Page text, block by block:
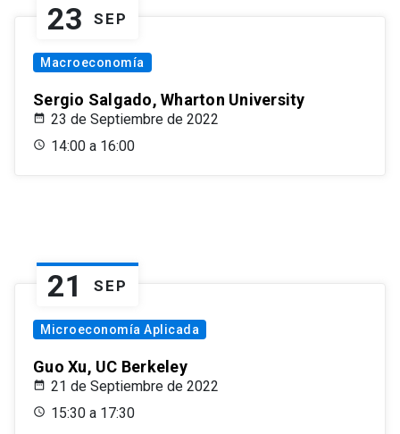
23 SEP
Macroeconomía
Sergio Salgado, Wharton University
23 de Septiembre de 2022
14:00 a 16:00
21 SEP
Microeconomía Aplicada
Guo Xu, UC Berkeley
21 de Septiembre de 2022
15:30 a 17:30